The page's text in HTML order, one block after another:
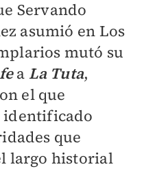
Servando
asumió en Los
mutó su
a La Tuta,
el que
identificado
que
largo historial